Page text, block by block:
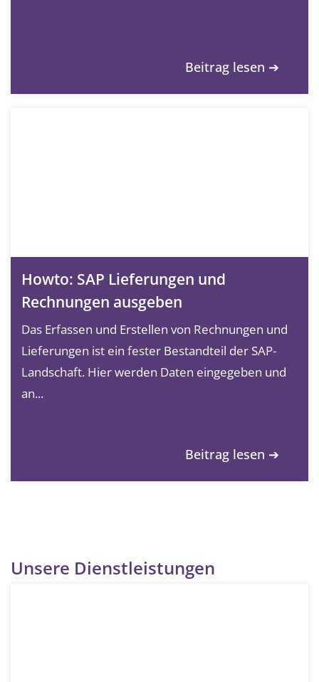
Beitrag lesen ➔
Howto: SAP Lieferungen und
Rechnungen ausgeben
Das Erfassen und Erstellen von Rechnungen und
Lieferungen ist ein fester Bestandteil der SAP-
Landschaft. Hier werden Daten eingegeben und
an...
Beitrag lesen ➔
Unsere Dienstleistungen